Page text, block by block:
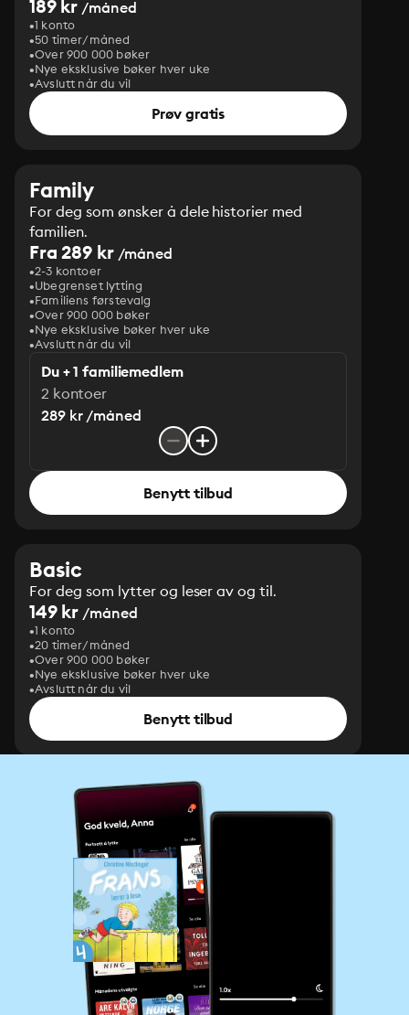
189 kr /måned
1 konto
50 timer/måned
Over 900 000 bøker
Nye eksklusive bøker hver uke
Avslutt når du vil
Prøv gratis
Family
For deg som ønsker å dele historier med
familien.
Fra 289 kr/måned
2-3 kontoer
Ubegrenset lytting
Familiens førstevalg
Over 900 000 bøker
Nye eksklusive bøker hver uke
Avslutt når du vil
Du + 1 familiemedlem
2 kontoer
289 kr /måned
Benytt tilbud
Basic
For deg som lytter og leser av og til.
149 kr /måned
1 konto
20 timer/måned
Over 900 000 bøker
Nye eksklusive bøker hver uke
Avslutt når du vil
Benytt tilbud